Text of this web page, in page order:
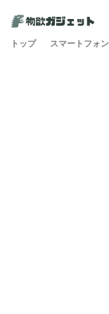
トップ スマートフォン
カテゴリー